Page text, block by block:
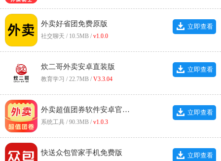
外卖好省团免费原版
社交聊天 / 10.5MB / v1.0.0
立即查看
炊二哥外卖安卓直装版
教育学习 / 22.7MB / V3.3.04
立即查看
外卖超值团券软件安卓官方版
系统工具 / 90.3MB / v1.0.3
立即查看
快送众包管家手机免费版 立即查看